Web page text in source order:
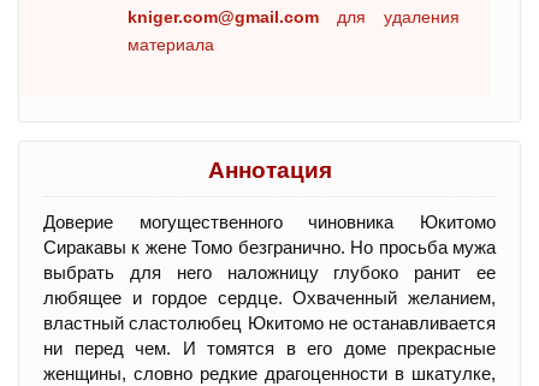
kniger.com@gmail.com для удаления
материала
Аннотация
Доверие могущественного чиновника Юкитомо
Сиракавы к жене Томо безгранично. Но просьба мужа
выбрать для него наложницу глубоко ранит ее
любящее и гордое сердце. Охваченный желанием,
властный сластолюбец Юкитомо не останавливается
ни перед чем. И томятся в его доме прекрасные
женщины, словно редкие драгоценности в шкатулке,